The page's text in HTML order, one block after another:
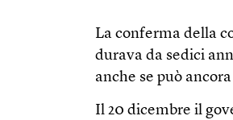
La conferma della
durava da sedici
anche se può
Il 20 dicembre il